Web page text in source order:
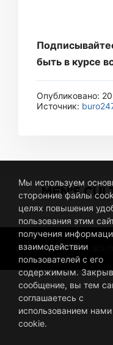
быть в курсе
Опубликовано:
Источник:
© 2019 BUSINESSMAN.
Мы используем
сторонние файлы
целях повышения
пользования этим
получения
взаимодействии
пользователей с его
содержимым. Закрыв
сообщение, вы тем
соглашаетесь с
использованием
cookie.